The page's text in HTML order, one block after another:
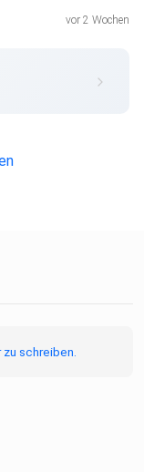
vor 2 Wochen
schreiben.